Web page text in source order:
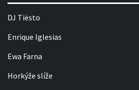
DJ Tiësto
Enrique Iglesias
Ewa Farna
Horkýže slíže